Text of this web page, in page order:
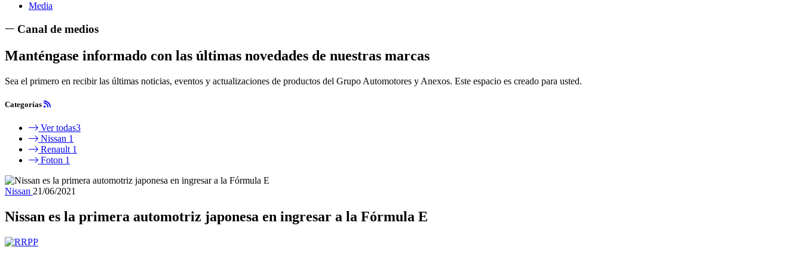
Media
Canal de medios
Manténgase informado con las últimas novedades de nuestras marcas
Sea el primero en recibir las últimas noticias, eventos y actualizaciones de productos del Grupo Automotores y Anexos. Este espacio es creado para usted.
Categorías
Ver todas3
Nissan 1
Renault 1
Foton 1
Nissan 21/06/2021
Nissan es la primera automotriz japonesa en ingresar a la Fórmula E